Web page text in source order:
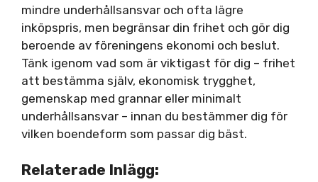
mindre underhållsansvar och ofta lägre
inköpspris, men begränsar din frihet och gör dig
beroende av föreningens ekonomi och beslut.
Tänk igenom vad som är viktigast för dig – frihet
att bestämma själv, ekonomisk trygghet,
gemenskap med grannar eller minimalt
underhållsansvar – innan du bestämmer dig för
vilken boendeform som passar dig bäst.
Relaterade Inlägg: